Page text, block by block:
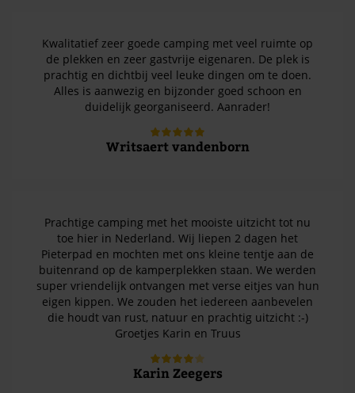
Kwalitatief zeer goede camping met veel ruimte op
de plekken en zeer gastvrije eigenaren. De plek is
prachtig en dichtbij veel leuke dingen om te doen.
Alles is aanwezig en bijzonder goed schoon en
duidelijk georganiseerd. Aanrader!
Writsaert vandenborn
Prachtige camping met het mooiste uitzicht tot nu
toe hier in Nederland. Wij liepen 2 dagen het
Pieterpad en mochten met ons kleine tentje aan de
buitenrand op de kamperplekken staan. We werden
super vriendelijk ontvangen met verse eitjes van hun
eigen kippen. We zouden het iedereen aanbevelen
die houdt van rust, natuur en prachtig uitzicht :-)
Groetjes Karin en Truus
Karin Zeegers